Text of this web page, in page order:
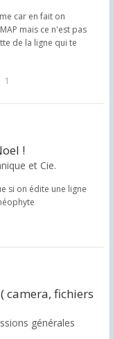
car en fait on
mais ce n'est pas
de la ligne qui te
1
!
et Cie.
si on édite une ligne
camera, fichiers
générales